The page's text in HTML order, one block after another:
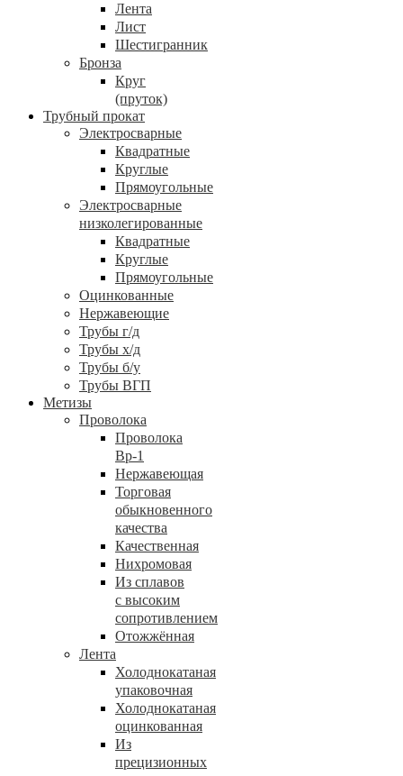
Лента
Лист
Шестигранник
Бронза
Круг
(пруток)
Трубный прокат
Электросварные
Квадратные
Круглые
Прямоугольные
Электросварные
низколегированные
Квадратные
Круглые
Прямоугольные
Оцинкованные
Нержавеющие
Трубы г/д
Трубы х/д
Трубы б/у
Трубы ВГП
Метизы
Проволока
Проволока
Вр-1
Нержавеющая
Торговая
обыкновенного
качества
Качественная
Нихромовая
Из сплавов
с высоким
сопротивлением
Отожжённая
Лента
Холоднокатаная
упаковочная
Холоднокатаная
оцинкованная
Из
прецизионных